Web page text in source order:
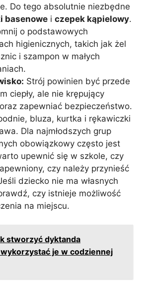
Do tego absolutnie niezbędne
basenowe i czepek kąpielowy.
o podstawowych
higienicznych, takich jak żel
i szampon w małych
Strój powinien być przede
ciepły, ale nie krępujący
zapewniać bezpieczeństwo.
bluza, kurtka i rękawiczki
Dla najmłodszych grup
obowiązkowy często jest
upewnić się w szkole, czy
czy należy przynieść
dziecko nie ma własnych
czy istnieje możliwość
na miejscu.
stworzyć dyktanda
je w codziennej